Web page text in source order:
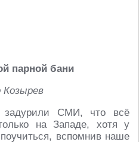
парной бани
задурили СМИ, что всё
на Западе, хотя у
вспомнив наше